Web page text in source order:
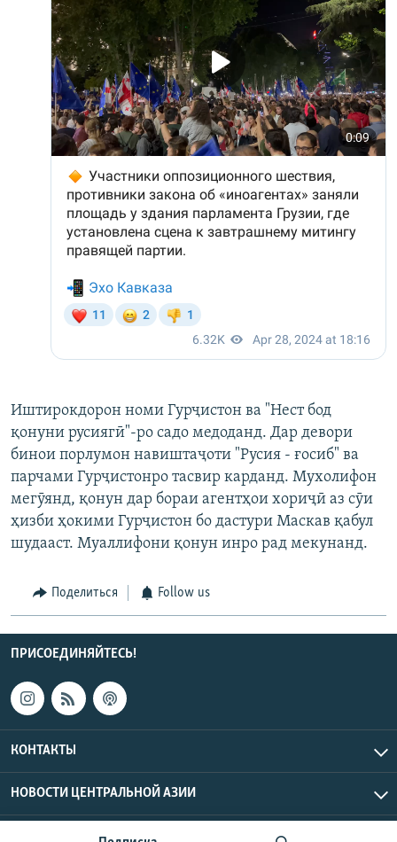
Иштирокдорон номи Гурҷистон ва "Нест бод
қонуни русиягӣ"-ро садо медоданд. Дар девори
бинои порлумон навиштаҷоти "Русия - ғосиб" ва
парчами Гурҷистонро тасвир карданд. Мухолифон
мегӯянд, қонун дар бораи агентҳои хориҷӣ аз сӯи
ҳизби ҳокими Гурҷистон бо дастури Маскав қабул
шудааст. Муаллифони қонун инро рад мекунанд.
Поделиться Follow us
ПРИСОЕДИНЯЙТЕСЬ!
КОНТАКТЫ
НОВОСТИ ЦЕНТРАЛЬНОЙ АЗИИ